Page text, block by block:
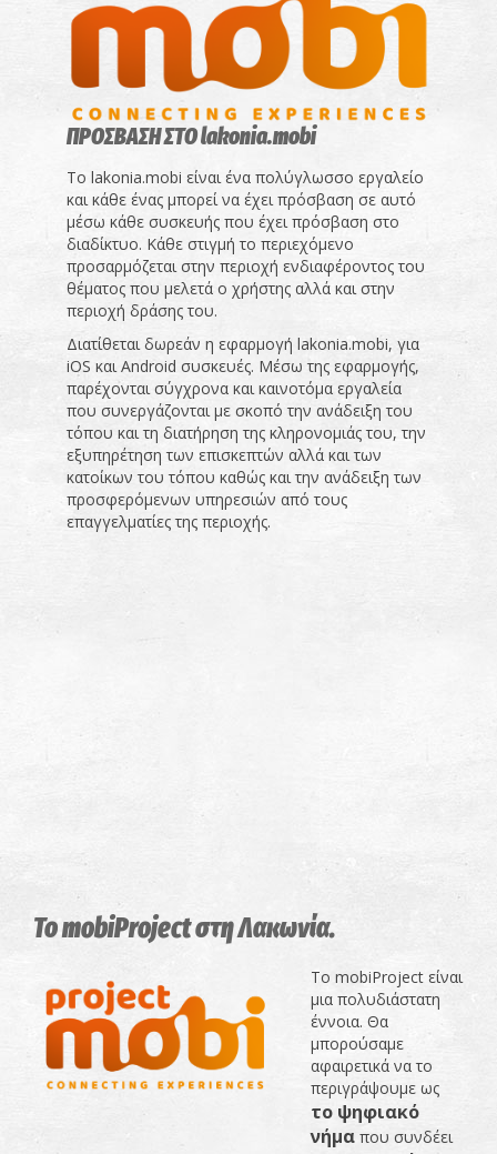
ΠΡΟΣΒΑΣΗ ΣΤΟ lakonia.mobi
Το lakonia.mobi είναι ένα πολύγλωσσο εργαλείο
και κάθε ένας μπορεί να έχει πρόσβαση σε αυτό
μέσω κάθε συσκευής που έχει πρόσβαση στο
διαδίκτυο. Κάθε στιγμή το περιεχόμενο
προσαρμόζεται στην περιοχή ενδιαφέροντος του
θέματος που μελετά ο χρήστης αλλά και στην
περιοχή δράσης του.
Διατίθεται δωρεάν η εφαρμογή lakonia.mobi, για
iOS και Android συσκευές. Μέσω της εφαρμογής,
παρέχονται σύγχρονα και καινοτόμα εργαλεία
που συνεργάζονται με σκοπό την ανάδειξη του
τόπου και τη διατήρηση της κληρονομιάς του, την
εξυπηρέτηση των επισκεπτών αλλά και των
κατοίκων του τόπου καθώς και την ανάδειξη των
προσφερόμενων υπηρεσιών από τους
επαγγελματίες της περιοχής.
Το mobiProject στη Λακωνία.
Το mobiProject είναι
μια πολυδιάστατη
έννοια. Θα
μπορούσαμε
αφαιρετικά να το
περιγράψουμε ως
το ψηφιακό
νήμα που συνδέει